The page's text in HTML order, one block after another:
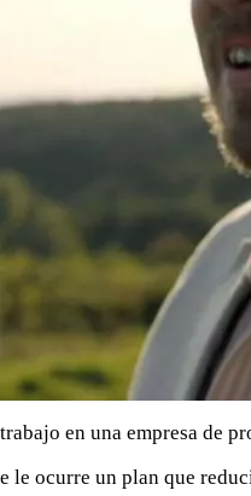
en una empresa de
le ocurre un plan que